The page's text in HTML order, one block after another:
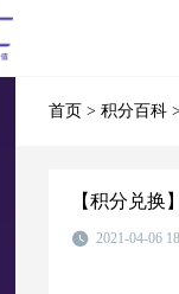
首页 > 积分百科
【积分兑换
2021-04-06